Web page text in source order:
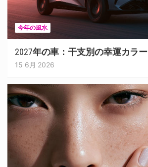
今年の風水
2027年の車：干支別の幸運カラー
15 6月 2026